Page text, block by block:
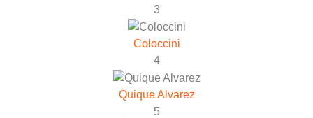
3
Coloccini
4
Quique Alvarez
5